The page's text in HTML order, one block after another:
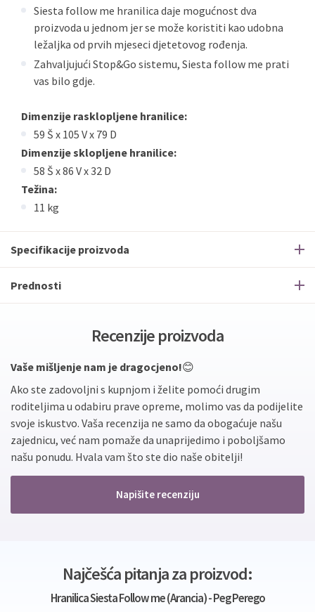
Siesta follow me hranilica daje mogućnost dva
proizvoda u jednom jer se može koristiti kao udobna
ležaljka od prvih mjeseci djetetovog rođenja.
Zahvaljujući Stop&Go sistemu, Siesta follow me prati
vas bilo gdje.
Dimenzije rasklopljene hranilice:
59 Š x 105 V x 79 D
Dimenzije sklopljene hranilice:
58 Š x 86 V x 32 D
Težina:
11 kg
Specifikacije proizvoda
Prednosti
Recenzije proizvoda
Vaše mišljenje nam je dragocjeno!😊
Ako ste zadovoljni s kupnjom i želite pomoći drugim
roditeljima u odabiru prave opreme, molimo vas da podijelite
svoje iskustvo. Vaša recenzija ne samo da obogaćuje našu
zajednicu, već nam pomaže da unaprijedimo i poboljšamo
našu ponudu. Hvala vam što ste dio naše obitelji!
Napišite recenziju
Najčešća pitanja za proizvod:
Hranilica Siesta Follow me (Arancia) - Peg Perego